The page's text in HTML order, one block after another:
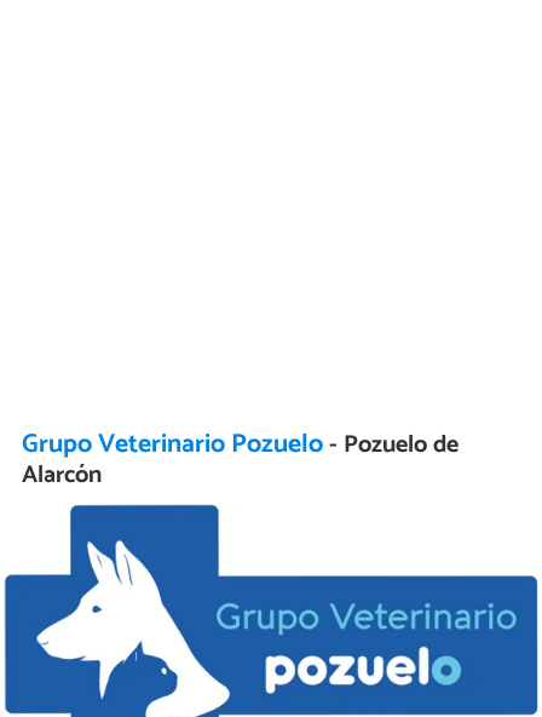
Grupo Veterinario Pozuelo- Pozuelo de
Alarcón